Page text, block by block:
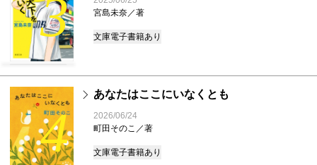
3
宮島未奈／著
文庫電子書籍あり
4
あなたはここにいなくとも
2026/06/24
町田そのこ／著
文庫電子書籍あり